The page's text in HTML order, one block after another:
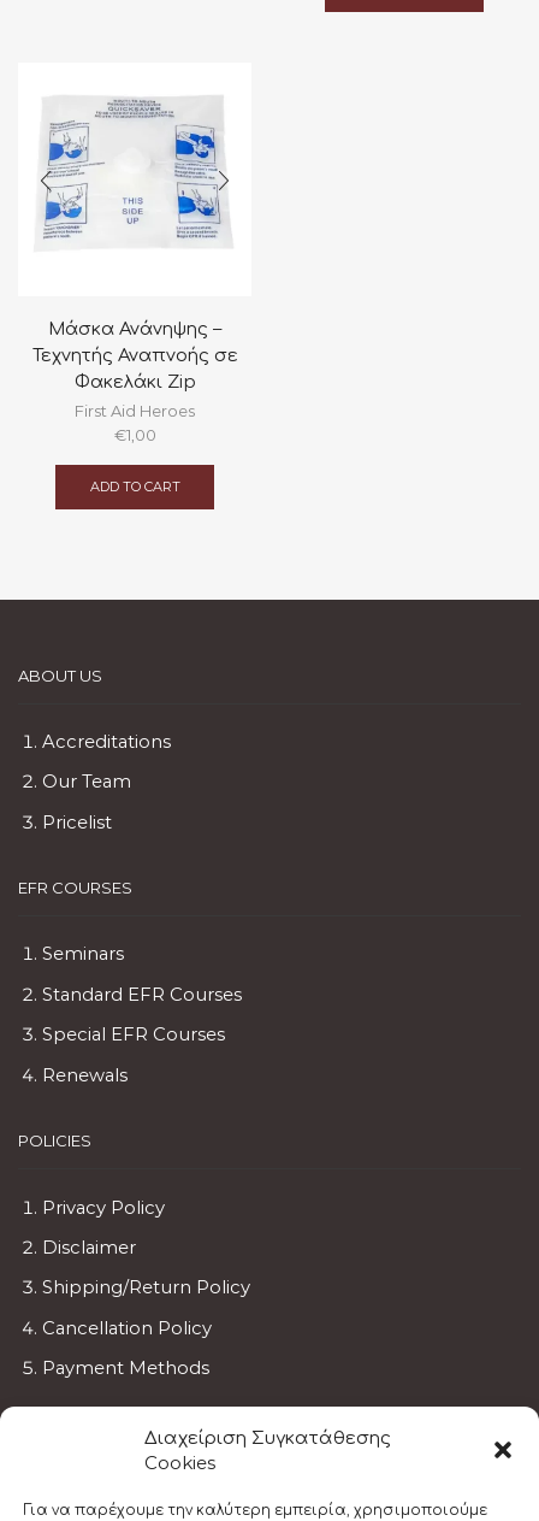
Διαχείριση Συγκατάθεσης
Cookies
Για να παρέχουμε την καλύτερη εμπειρία, χρησιμοποιούμε
Μάσκα Ανάνηψης –
Τεχνητής Αναπνοής σε
Φακελάκι Zip
First Aid Heroes
€1,00
ADD TO CART
ABOUT US
Accreditations
Our Team
Pricelist
EFR COURSES
Seminars
Standard EFR Courses
Special EFR Courses
Renewals
POLICIES
Privacy Policy
Disclaimer
Shipping/Return Policy
Cancellation Policy
Payment Methods
BECOME AN INSTRUCTOR
EFR Instructor